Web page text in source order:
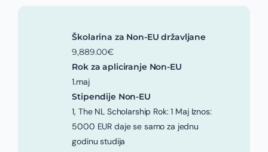
Školarina za Non-EU državljane
9,889.00€
Rok za apliciranje Non-EU
1.maj
Stipendije Non-EU
1, The NL Scholarship Rok: 1 Maj Iznos:
5000 EUR daje se samo za jednu
godinu studija